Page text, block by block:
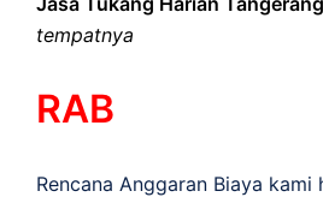
tempatnya
RAB
Rencana Anggaran Biaya kami